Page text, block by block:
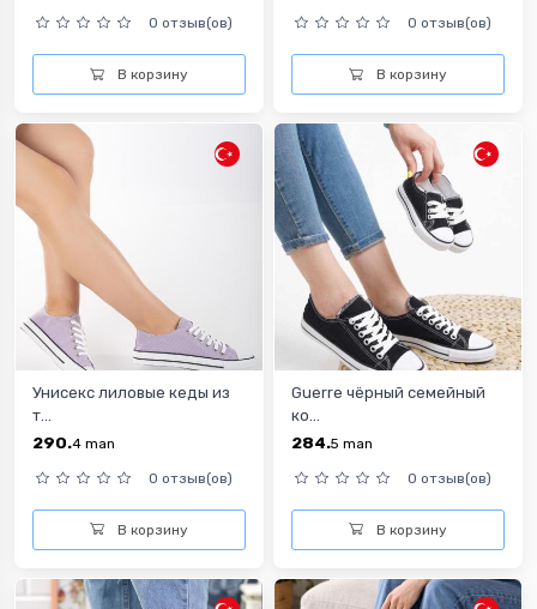
0 отзыв(ов)
В корзину
0 отзыв(ов)
В корзину
Унисекс лиловые кеды из
т...
290.4 man
0 отзыв(ов)
В корзину
Guerre чёрный семейный
ко...
284.5 man
0 отзыв(ов)
В корзину